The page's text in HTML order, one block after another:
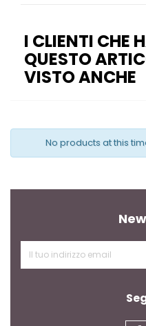
I CLIENTI CHE
QUESTO
VISTO ANCHE
No products at this